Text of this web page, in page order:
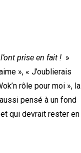
prise en fait ! »
», « J’oublierais
rôle pour moi », la
pensé à un fond
qui devrait rester en